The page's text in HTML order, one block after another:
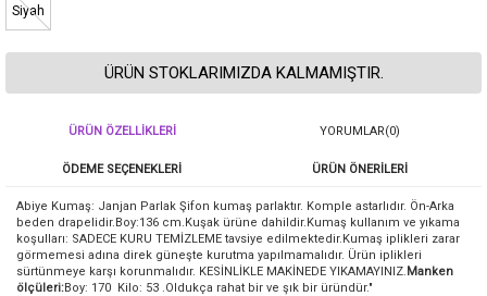
Siyah
ÜRÜN STOKLARIMIZDA KALMAMIŞTIR.
ÜRÜN ÖZELLIKLERI YORUMLAR(0)
ÖDEME SEÇENEKLERI ÜRÜN ÖNERILERI
Abiye Kumaş: Janjan Parlak Şifon kumaş parlaktır. Komple astarlıdır. Ön-Arka
beden drapelidir.Boy:136 cm.Kuşak ürüne dahildir.Kumaş kullanım ve yıkama
koşulları: SADECE KURU TEMİZLEME tavsiye edilmektedir.Kumaş iplikleri zarar
görmemesi adına direk güneşte kurutma yapılmamalıdır. Ürün iplikleri
sürtünmeye karşı korunmalıdır. KESİNLİKLE MAKİNEDE YIKAMAYINIZ.Manken
ölçüleri:Boy: 170 Kilo: 53 .Oldukça rahat bir ve şık bir üründür."